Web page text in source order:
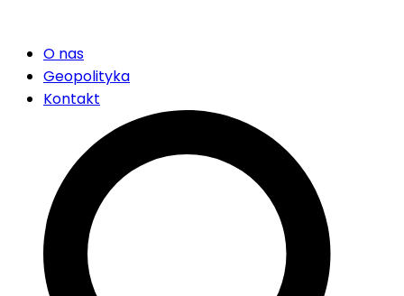
O nas
Geopolityka
Kontakt